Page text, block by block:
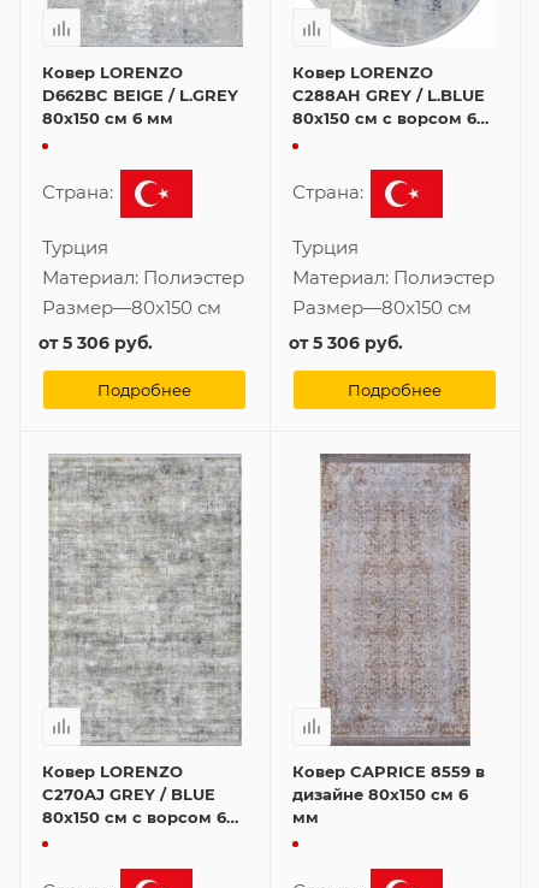
Ковер LORENZO
D662BC BEIGE / L.GREY
80x150 см 6 мм
Страна:
Турция
Материал: Полиэстер
Размер—80x150 см
от5 306 руб.
Подробнее
Ковер LORENZO
C288AH GREY / L.BLUE
80x150 см с ворсом 6
мм
Страна:
Турция
Материал: Полиэстер
Размер—80x150 см
от5 306 руб.
Подробнее
Ковер LORENZO
C270AJ GREY / BLUE
80x150 см с ворсом 6
мм
Ковер CAPRICE 8559 в
дизайне 80x150 см 6
мм